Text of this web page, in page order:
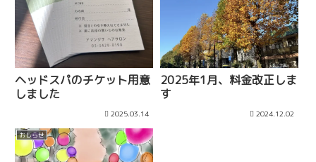
ヘッドスパのチケット用意
しました
2025.03.14
2025年1月、料金改正しま
す
2024.12.02
おしらせ